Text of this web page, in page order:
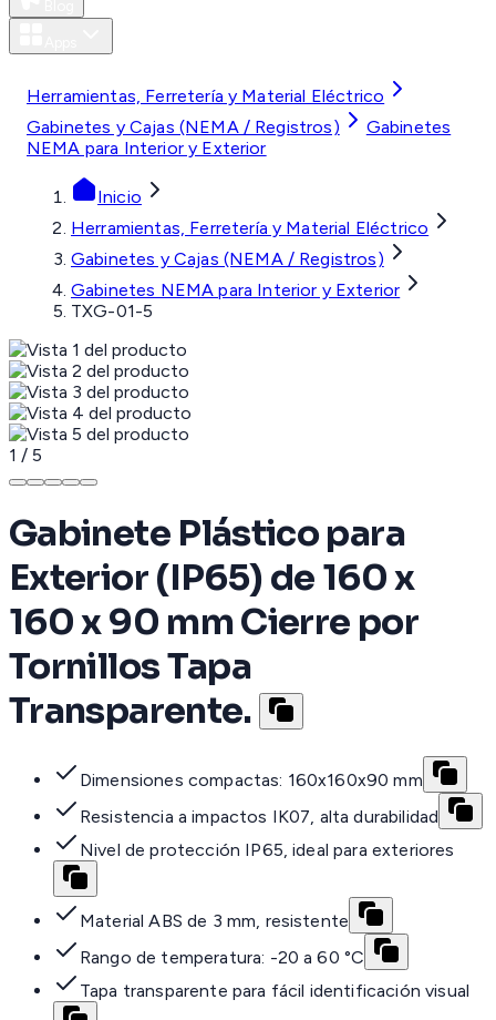
Herramientas, Ferretería y Material Eléctrico
Gabinetes y Cajas (NEMA / Registros)
Gabinetes
NEMA para Interior y Exterior
Inicio
Herramientas, Ferretería y Material Eléctrico
Gabinetes y Cajas (NEMA / Registros)
Gabinetes NEMA para Interior y Exterior
TXG-01-5
1 / 5
Gabinete Plástico para
Exterior (IP65) de 160 x
160 x 90 mm Cierre por
Tornillos Tapa
Transparente.
Dimensiones compactas: 160x160x90 mm
Resistencia a impactos IK07, alta durabilidad
Nivel de protección IP65, ideal para exteriores
Material ABS de 3 mm, resistente
Rango de temperatura: -20 a 60 °C
Tapa transparente para fácil identificación visual